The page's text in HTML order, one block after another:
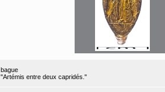
bague
"Artémis entre deux capridés."